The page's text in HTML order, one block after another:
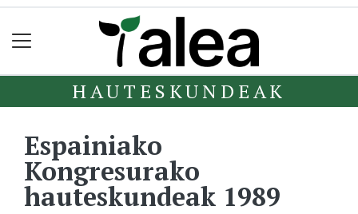
HAUTESKUNDEAK
Espainiako
Kongresurako
hauteskundeak 1989